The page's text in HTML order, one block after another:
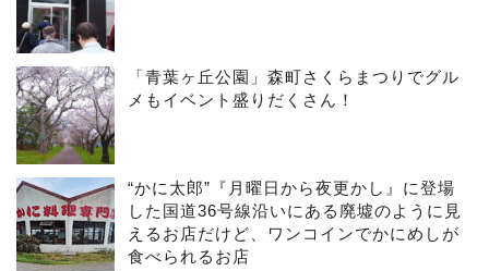
「青葉ヶ丘公園」森町さくらまつりでグル
メもイベント盛りだくさん！
“かに太郎”『月曜日から夜更かし』に登場
した国道36号線沿いにある廃墟のように見
えるお店だけど、ワンコインでかにめしが
食べられるお店